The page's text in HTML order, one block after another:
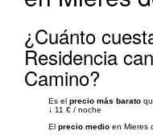
¿Cuánto
Residencia
Camino?
Es el precio más barato
↓ 11 € / noche
El precio medio en Mieres